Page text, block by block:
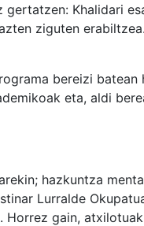
Khalidari
ziguten
bereizi batean
eta, aldi
hazkuntza
Lurralde
gain,